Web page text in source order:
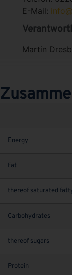
E-Mail:
Martin
Energy
Fat
thereof saturated
Carbohydrates
thereof sugars
Protein